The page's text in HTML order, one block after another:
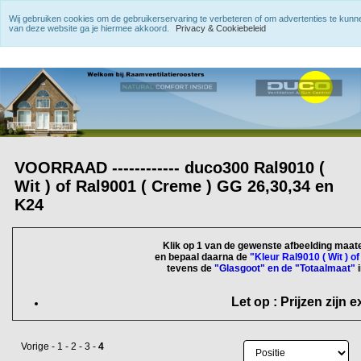
VOORRAAD ------------ duco300 Ral9010 (
Wit ) of Ral9001 ( Creme ) GG 26,30,34 en
K24
Klik op 1 van de gewenste afbeelding
en bepaal daarna de "Kleur Ral9010 ( Wit )
tevens de "Glasgoot" en de "Totaalmaat"
Let op : Prijzen zijn
Vorige - 1 - 2 - 3 - 4
Wij gebruiken cookies om de gebruikerservaring te verbeteren of om advertenties te
van deze website ga je hiermee akkoord.
Privacy & Cookiebeleid